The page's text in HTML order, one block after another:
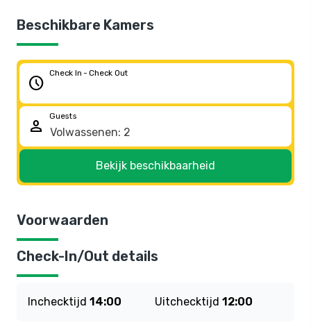
Beschikbare Kamers
schedule
Check In - Check Out
person
Guests
Bekijk beschikbaarheid
Voorwaarden
Check-In/Out details
Inchecktijd 14:00 Uitchecktijd 12:00